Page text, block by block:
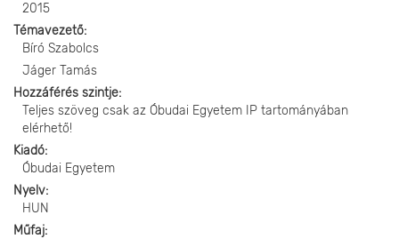
2015
Témavezető
Bíró Szabolcs
Jáger Tamás
Hozzáférés szintje
Teljes szöveg csak az Óbudai Egyetem IP tartományában
elérhető!
Kiadó
Óbudai Egyetem
Nyelv
HUN
Műfaj